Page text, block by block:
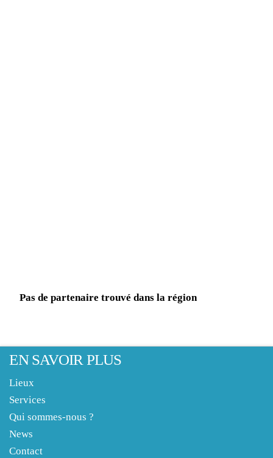
Pas de partenaire trouvé dans la région
EN SAVOIR PLUS
Lieux
Services
Qui sommes-nous ?
News
Contact